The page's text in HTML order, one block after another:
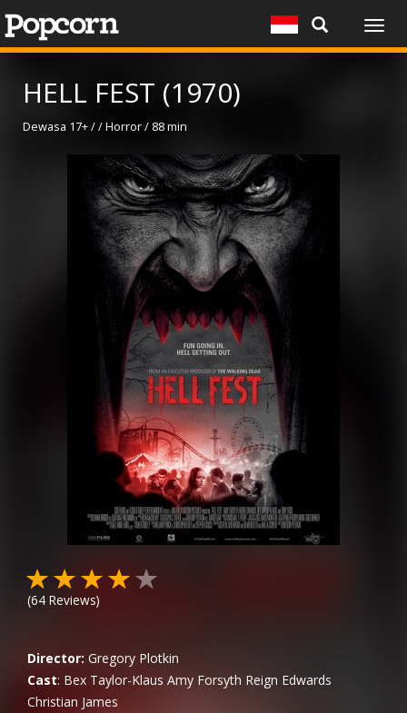
HELL FEST (1970)
Dewasa 17+ / / Horror / 88 min
(64 Reviews)
Director: Gregory Plotkin
Cast: Bex Taylor-Klaus Amy Forsyth Reign Edwards
Christian James